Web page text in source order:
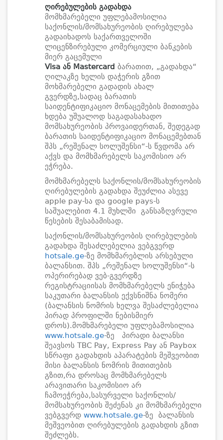
ღირებულების გადახდა
მომხმარებელი უფლებამოსილია
საქონლის/მომსახურეობის ღირებულება
გადაიხადოს საქართველოში
ლიცენზირებული კომერციული ბანკების
მიერ გაცემული
Visa ან Mastercard ბარათით, „გადახდა“
ღილაკზე ხელის დაჭერის გზით
მოხმარებელი გადადის ახალ
გვერდზე,სადაც ბარათის
საიდენტიფიკაციო მონაცემების მითითება
ხდება უშუალოდ საგადასახადო
მომსახურეობის პროვაიდერთან, შედეგად
ბარათის საიდენტიფიკაციო მონაცემებთან
შპს „რეშენალ სოლუშენსი“-ს წვდომა არ
აქვს და მომხმარებელს საკომისიო არ
ეჭრება.
მომხმარებელს საქონლის/მომსახურეობის
ღირებულების გადახდა შეუძლია ასევე
apple pay-სა და google pays-ს
საშუალებით 4.1 მუხლში განსაზღვრული
წესების შესაბამისად.
საქონლის/მომსახურეობის ღირებულების
გადახდა შესაძლებელია ვებგვერდ
hotsale.ge-ზე მომხმარებლის არსებული
ბალანსით. შპს „რეშენალ სოლუშენსი“-ს
ოპერირებად ვებ-გვერდზე
რეგისტრაციისას მომხმარებელს ენიჭება
საკუთარი ბალანსის ექვსნიშნა ნომერი
(ბალანსის ნომრის ხელვა შესაძლებელია
პირად პროფილში ნებისმიერ
დროს).მომხმარებელი უფლებამოსილია
www.hotsale.ge-ზე პირადი ბალანსი
შეავსოს TBC Pay, Express Pay ან Paybox
სწრაფი გადახდის აპარატების მეშვეობით
მისი ბალანსის ნომრის მითითების
გზით,რა დროსაც მომხმარებელს
არავითარი საკომისიო არ
ჩამოეჭრება,სასურველი საქონლის/
მომსახურეობის შეძენას კი მომხმარებელი
ვებგვერდ www.hotsale.ge-ზე ბალანსის
მეშვეობით ღირებულების გადახდის გზით
შეძლებს.